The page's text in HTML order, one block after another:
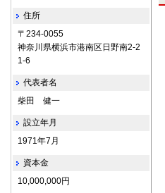
住所
〒234-0055
神奈川県横浜市港南区日野南2-2
1-6
代表者名
柴田 健一
設立年月
1971年7月
資本金
10,000,000円